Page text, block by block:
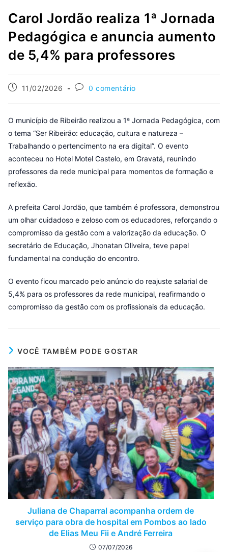
Carol Jordão realiza 1ª Jornada
Pedagógica e anuncia aumento
de 5,4% para professores
11/02/2026 0 comentário
O município de Ribeirão realizou a 1ª Jornada Pedagógica, com
o tema “Ser Ribeirão: educação, cultura e natureza –
Trabalhando o pertencimento na era digital”. O evento
aconteceu no Hotel Motel Castelo, em Gravatá, reunindo
professores da rede municipal para momentos de formação e
reflexão.
A prefeita Carol Jordão, que também é professora, demonstrou
um olhar cuidadoso e zeloso com os educadores, reforçando o
compromisso da gestão com a valorização da educação. O
secretário de Educação, Jhonatan Oliveira, teve papel
fundamental na condução do encontro.
O evento ficou marcado pelo anúncio do reajuste salarial de
5,4% para os professores da rede municipal, reafirmando o
compromisso da gestão com os profissionais da educação.
VOCÊ TAMBÉM PODE GOSTAR
Juliana de Chaparral acompanha ordem de
serviço para obra de hospital em Pombos ao lado
de Elias Meu Fii e André Ferreira
07/07/2026